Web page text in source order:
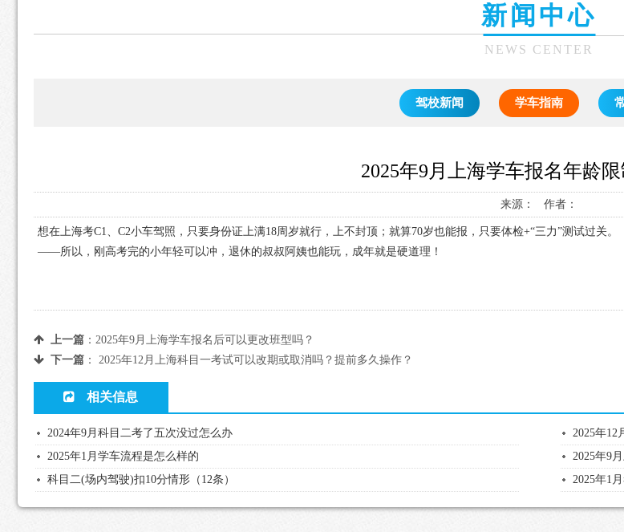
新闻中心
NEWS CENTER
驾校新闻 学车指南
2025年9月上海学车报名年龄
来源： 作者：
想在上海考C1、C2小车驾照，只要身份证上满18周岁就行，上不封顶；就算70岁也能报，只要体检+“三力”测试过关。
——所以，刚高考完的小年轻可以冲，退休的叔叔阿姨也能玩，成年就是硬道理！
上一篇： 2025年9月上海学车报名后可以更改班型吗？
下一篇： 2025年12月上海科目一考试可以改期或取消吗？提前多久操作？
相关信息
2024年9月科目二考了五次没过怎么办
2025年12
2025年1月学车流程是怎么样的
2025年9
科目二(场内驾驶)扣10分情形（12条）
2025年1